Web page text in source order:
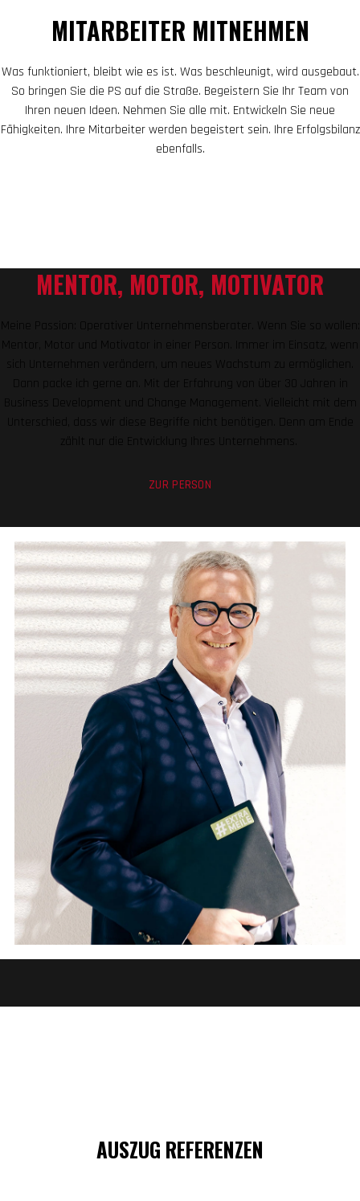
MITARBEITER MITNEHMEN
Was funktioniert, bleibt wie es ist. Was beschleunigt, wird ausgebaut.
So bringen Sie die PS auf die Straße. Begeistern Sie Ihr Team von
Ihren neuen Ideen. Nehmen Sie alle mit. Entwickeln Sie neue
Fähigkeiten. Ihre Mitarbeiter werden begeistert sein. Ihre Erfolgsbilanz
ebenfalls.
MENTOR, MOTOR, MOTIVATOR
Meine Passion: Operativer Unternehmensberater. Wenn Sie so wollen:
Mentor, Motor und Motivator in einer Person. Immer im Einsatz, wenn
sich Unternehmen verändern, um neues Wachstum zu ermöglichen.
Dann packe ich gerne an. Mit der Erfahrung von über 30 Jahren in
Business Development und Change Management. Vielleicht mit dem
Unterschied, dass wir diese Begriffe nicht benötigen. Denn am Ende
zählt nur die Entwicklung Ihres Unternehmens.
ZUR PERSON
AUSZUG REFERENZEN